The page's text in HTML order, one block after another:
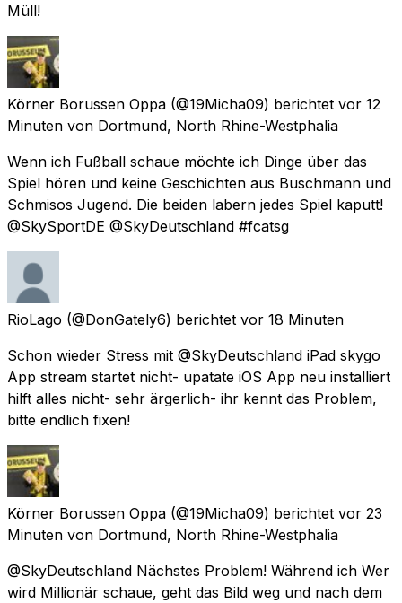
Müll!
Körner Borussen Oppa (@19Micha09) berichtet vor 12
Minuten von Dortmund, North Rhine-Westphalia
Wenn ich Fußball schaue möchte ich Dinge über das
Spiel hören und keine Geschichten aus Buschmann und
Schmisos Jugend. Die beiden labern jedes Spiel kaputt!
@SkySportDE @SkyDeutschland #fcatsg
RioLago (@DonGately6) berichtet vor 18 Minuten
Schon wieder Stress mit @SkyDeutschland iPad skygo
App stream startet nicht- upatate iOS App neu installiert
hilft alles nicht- sehr ärgerlich- ihr kennt das Problem,
bitte endlich fixen!
Körner Borussen Oppa (@19Micha09) berichtet vor 23
Minuten von Dortmund, North Rhine-Westphalia
@SkyDeutschland Nächstes Problem! Während ich Wer
wird Millionär schaue, geht das Bild weg und nach dem